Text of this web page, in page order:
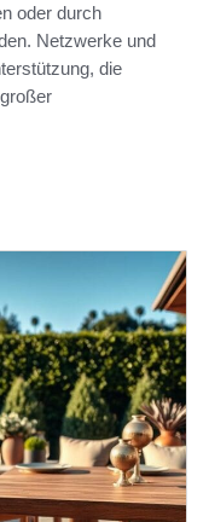
oder durch
Netzwerke und
die